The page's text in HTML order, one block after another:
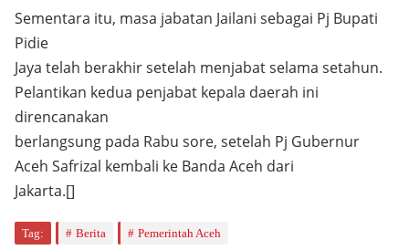
Sementara itu, masa jabatan Jailani sebagai Pj Bupati
Pidie
Jaya telah berakhir setelah menjabat selama setahun.
Pelantikan kedua penjabat kepala daerah ini
direncanakan
berlangsung pada Rabu sore, setelah Pj Gubernur
Aceh Safrizal kembali ke Banda Aceh dari
Jakarta.[]
Tag: Berita Pemerintah Aceh